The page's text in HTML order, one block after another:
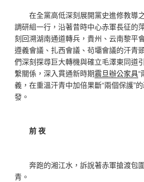
在全黨高低深刻展開黨史進修教導
調研組一行，沿著昔時中心赤軍長征的
刻回溯湖南通道轉兵，貴州、云南黎平
遵義會議、扎西會議、茍壩會議的汗青
們深刻探尋巨大轉機與確立毛澤東同道
繫關係，深入貫通新時期震旦辦公家具“
義，在重溫汗青中加倍果斷“兩個保護”
發。
前 夜
奔跑的湘江水，訴說著赤軍搶渡包
青。